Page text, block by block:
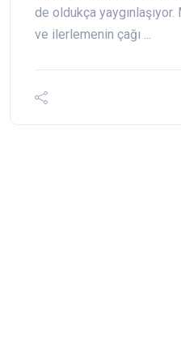
de oldukça
ve ilerlemenin çağı ...